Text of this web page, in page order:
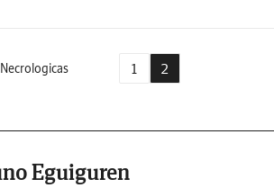
Necrologicas 1 2
Eguiguren